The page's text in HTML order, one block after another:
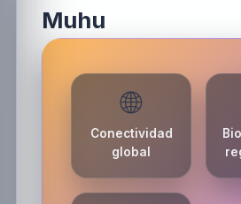
Muhu
🌐
Conectividad
global